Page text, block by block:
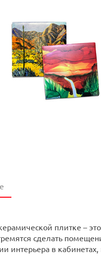
плитке –
сделать
интерьера в кабинетах,